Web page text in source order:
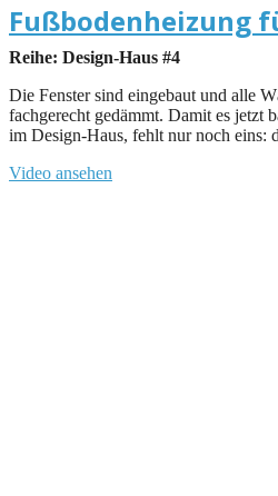
Fußbodenheizung
Reihe: Design-Haus #4
Die Fenster sind eingebaut und alle
fachgerecht gedämmt. Damit es jetzt
im Design-Haus, fehlt nur noch eins:
Video ansehen